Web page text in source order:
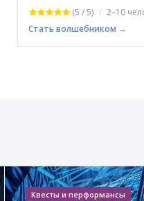
(5 / 5) 2–10
Стать волшебником →
Квесты и перформансы